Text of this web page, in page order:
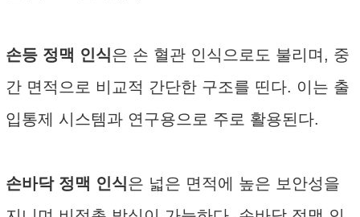
손등 정맥 인식은 손 혈관 인식으로도 불리며, 중
간 면적으로 비교적 간단한 구조를 띤다. 이는 출
입통제 시스템과 연구용으로 주로 활용된다.
손바닥 정맥 인식은 넓은 면적에 높은 보안성을